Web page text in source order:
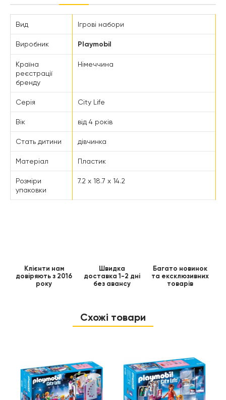
Вид Ігрові набори
Виробник Playmobil
Країна
реєстрації
бренду
Німеччина
Серія City Life
Вік від 4 років
Стать дитини дівчинка
Матеріал Пластик
Розміри
упаковки
7.2 x 18.7 x 14.2
Клієнти нам
довіряють з 2016
року
Швидка
доставка 1-2 дні
без авансу
Багато новинок
та ексклюзивних
товарів
Схожі товари